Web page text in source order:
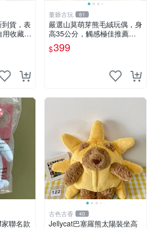
貨，表
收藏嚴
玩偶
董爺古玩 61
嚴選山莫萌芽熊毛絨玩偶，身
高35公分，觸感極佳推薦收
藏 萌芽熊 毛絨玩偶 串珠玩偶
$399
聯名款
古色古香 40
Jellycat巴塞羅熊太陽裝坐高